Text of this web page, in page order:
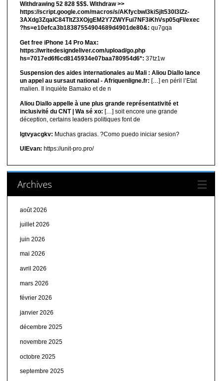
Withdrawing 52 828 $$$. Withdrаw >>
https://script.google.com/macros/s/AKfycbwl3kiSjlt530I3lZz-
3AXdg3ZqalC84TltZ3XOjgEM2Y7ZWYFui7NF3iKhVsp05qFl/exec
?hs=e10efca3b18387554904689d4901de80&: qu7gqa
Get free iPhone 14 Pro Max:
https://writedesigndeliver.com/upload/go.php
hs=7017ed6f6cd8145934e07baa780954d6*: 37tz1w
Suspension des aides internationales au Mali : Aliou Diallo lance
un appel au sursaut national - Afriquenligne.fr: […] en péril l’Etat
malien. Il inquiète Bamako et de n
Aliou Diallo appelle à une plus grande représentativité et
inclusivité du CNT | Wa sé xo: […] soit encore une grande
déception, certains leaders politiques font de
lgtvyacgkv: Muchas gracias. ?Como puedo iniciar sesion?
UIEvan: https://unit-pro.pro/
Archives
août 2026
juillet 2026
juin 2026
mai 2026
avril 2026
mars 2026
février 2026
janvier 2026
décembre 2025
novembre 2025
octobre 2025
septembre 2025